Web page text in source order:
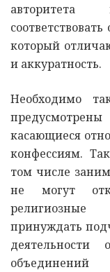
авторитета
который
и аккуратность.
Необходимо
касающиеся
конфессиям.
том числе
не могут
принуждать
деятельности